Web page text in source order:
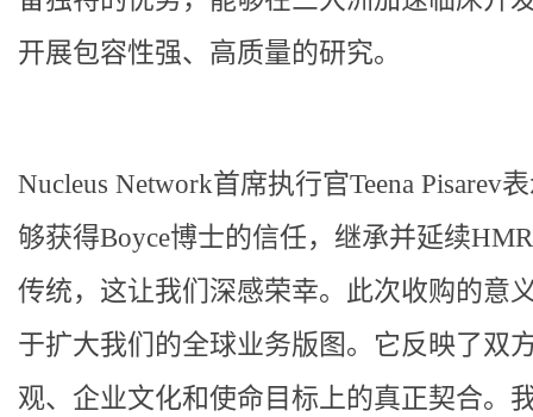
开展包容性强、高质量的研究。
Nucleus Network首席执行官Teena Pisarev
够获得Boyce博士的信任，继承并延续
传统，这让我们深感荣幸。此次收购的意
于扩大我们的全球业务版图。它反映了双
观、企业文化和使命目标上的真正契合。